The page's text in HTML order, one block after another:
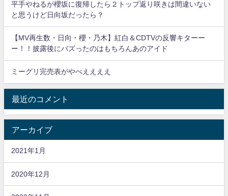
平手やねるが櫻坂に復帰したら２トップ返り咲きは間違いない
と思うけど日向坂だったら？
【MV再生数・日向・櫻・乃木】紅白＆CDTVの反響キターー
ー！！披露後にバズったのはもちろんあのアイド
ミーグリ完売表がやべええええ
最近のコメント
アーカイブ
2021年1月
2020年12月